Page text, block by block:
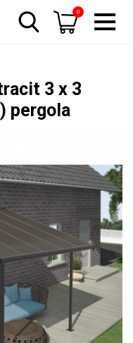
0
3 x 3
pergola